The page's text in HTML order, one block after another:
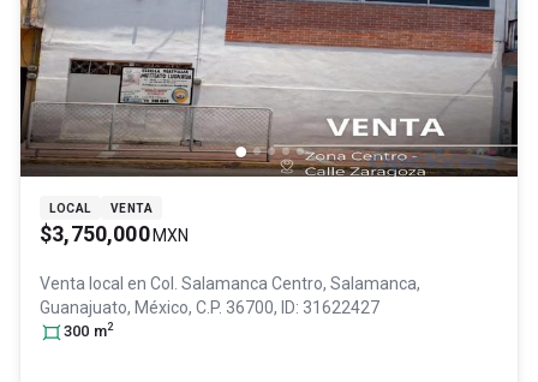
LOCAL VENTA
$3,750,000 MXN
Venta local en Col. Salamanca Centro, Salamanca,
Guanajuato, México, C.P. 36700, ID: 31622427
300 m2